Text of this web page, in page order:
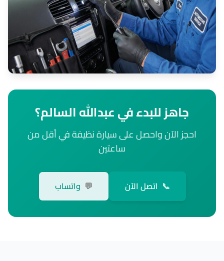
جاهز للبدء في عبدالله السالم؟
احجز الآن واحصل على سيارة نظيفة في أقل من
ساعتين
📞 اتصل الآن 💬 واتساب